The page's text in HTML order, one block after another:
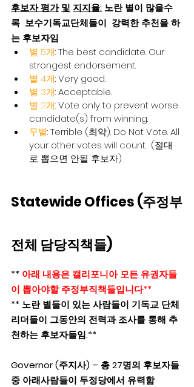
후보자 평가 및 지지율: 노란 별이 많을수
록  보수기독교단체들이  강력한 추천을 하
는 후보자임
별 5개: The best candidate. Our
strongest endorsement.
별 4개: Very good.
별 3개: Acceptable.
별 2개: Vote only to prevent worse
candidate(s) from winning.
무별: Terrible (최악). Do Not Vote. All
your other votes will count.  (절대
로 뽑으면 안될 후보자)
Statewide Offices (주정부
전체 담당직책들)
** 아래 내용은 캘리포니아 모든 유권자들
이 뽑아야할 주정부직책들입니다**
** 노란 별들이 있는 사람들이 기독교 단체
리더들이 그동안의 전력과 조사를 통해 추
천하는 후보자들임.**
Governor (주지사) – 총 27명의 후보자들
중 아래사람들이 두정당에서 유력함